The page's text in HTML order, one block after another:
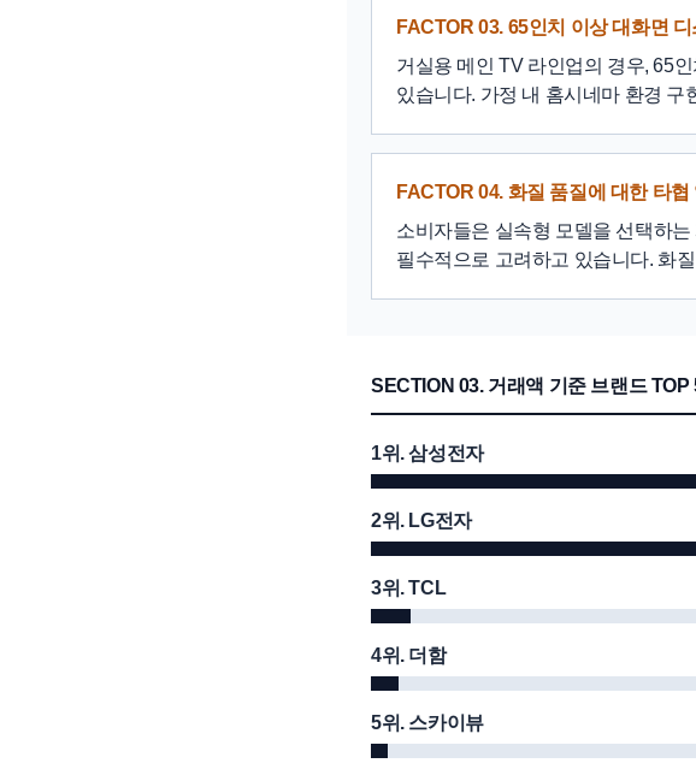
FACTOR 03. 65인치 이상 대화면
거실용 메인 TV 라인업의 경우, 65
있습니다. 가정 내 홈시네마 환경
FACTOR 04. 화질 품질에 대한 타협
소비자들은 실속형 모델을 선택하
필수적으로 고려하고 있습니다. 화
SECTION 03. 거래액 기준 브랜드 TOP
1위. 삼성전자
2위. LG전자
3위. TCL
4위. 더함
5위. 스카이뷰